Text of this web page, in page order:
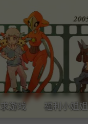
求游戏 福利小姐姐